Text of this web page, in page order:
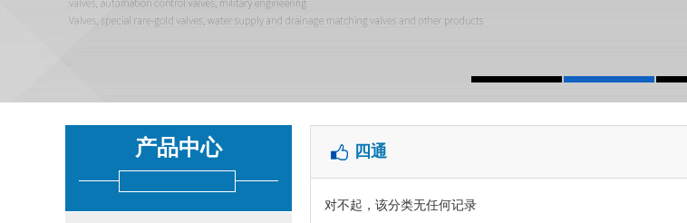
产品中心 四通
对不起，该分类无任何记录